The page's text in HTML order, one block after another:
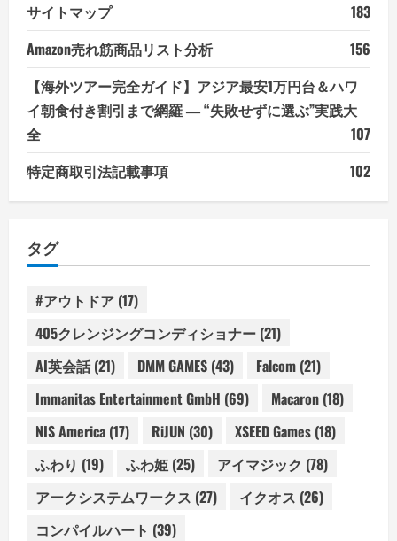
サイトマップ
183
Amazon売れ筋商品リスト分析
156
【海外ツアー完全ガイド】アジア最安1万円台＆ハワ
イ朝食付き割引まで網羅 ― “失敗せずに選ぶ”実践大
全
107
特定商取引法記載事項
102
タグ
#アウトドア (17)
405クレンジングコンディショナー (21)
AI英会話(21) DMM GAMES (43) Falcom (21)
Immanitas Entertainment GmbH (69) Macaron (18)
NIS America (17) RiJUN (30) XSEED Games (18)
ふわり (19) ふわ姫 (25) アイマジック (78)
アークシステムワークス (27) イクオス (26)
コンパイルハート (39)